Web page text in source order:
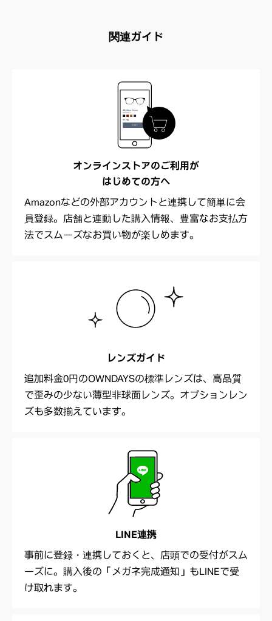
関連ガイド
オンラインストアのご利用が
はじめての方へ
Amazonなどの外部アカウントと連携して簡単に会
員登録。店舗と連動した購入情報、豊富なお支払方
法でスムーズなお買い物が楽しめます。
レンズガイド
追加料金0円のOWNDAYSの標準レンズは、高品質
で歪みの少ない薄型非球面レンズ。オプションレン
ズも多数揃えています。
LINE連携
事前に登録・連携しておくと、店頭での受付がスム
ーズに。購入後の「メガネ完成通知」もLINEで受
け取れます。